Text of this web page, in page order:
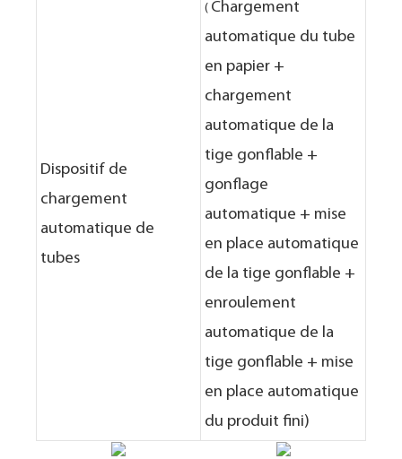
Dispositif de
chargement
automatique de
tubes
( Chargement
automatique du tube
en papier +
chargement
automatique de la
tige gonflable +
gonflage
automatique + mise
en place automatique
de la tige gonflable +
enroulement
automatique de la
tige gonflable + mise
en place automatique
du produit fini)